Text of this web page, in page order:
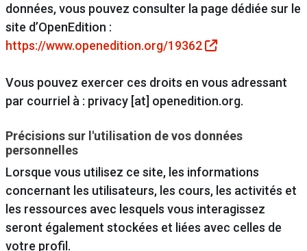
données, vous pouvez consulter la page dédiée sur le
site d’OpenEdition :
https://www.openedition.org/19362
Vous pouvez exercer ces droits en vous adressant
par courriel à : privacy [at] openedition.org.
Précisions sur l'utilisation de vos données
personnelles
Lorsque vous utilisez ce site, les informations
concernant les utilisateurs, les cours, les activités et
les ressources avec lesquels vous interagissez
seront également stockées et liées avec celles de
votre profil.